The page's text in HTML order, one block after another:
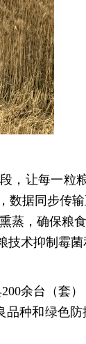
让每一粒
数据同步传
，确保粮食
技术抑制霉
余台（套
品种和绿色